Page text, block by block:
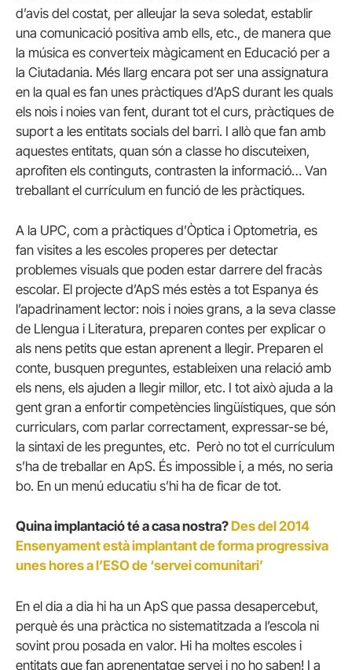
d’avis del costat, per alleujar la seva soledat, establir
una comunicació positiva amb ells, etc., de manera que
la música es converteix màgicament en Educació per a
la Ciutadania. Més llarg encara pot ser una assignatura
en la qual es fan unes pràctiques d’ApS durant les quals
els nois i noies van fent, durant tot el curs, pràctiques de
suport a les entitats socials del barri. I allò que fan amb
aquestes entitats, quan són a classe ho discuteixen,
aprofiten els continguts, contrasten la informació… Van
treballant el currículum en funció de les pràctiques.
A la UPC, com a pràctiques d’Òptica i Optometria, es
fan visites a les escoles properes per detectar
problemes visuals que poden estar darrere del fracàs
escolar. El projecte d’ApS més estès a tot Espanya és
l’apadrinament lector: nois i noies grans, a la seva classe
de Llengua i Literatura, preparen contes per explicar o
als nens petits que estan aprenent a llegir. Preparen el
conte, busquen preguntes, estableixen una relació amb
els nens, els ajuden a llegir millor, etc. I tot això ajuda a la
gent gran a enfortir competències lingüístiques, que són
curriculars, com parlar correctament, expressar-se bé,
la sintaxi de les preguntes, etc. Però no tot el currículum
s’ha de treballar en ApS. És impossible i, a més, no seria
bo. En un menú educatiu s’hi ha de ficar de tot.
Quina implantació té a casa nostra?Des del 2014
Ensenyament està implantant de forma progressiva
unes hores a l’ESO de ‘servei comunitari’
En el dia a dia hi ha un ApS que passa desapercebut,
perquè és una pràctica no sistematitzada a l’escola ni
sovint prou posada en valor. Hi ha moltes escoles i
entitats que fan aprenentatge servei i no ho saben! I a